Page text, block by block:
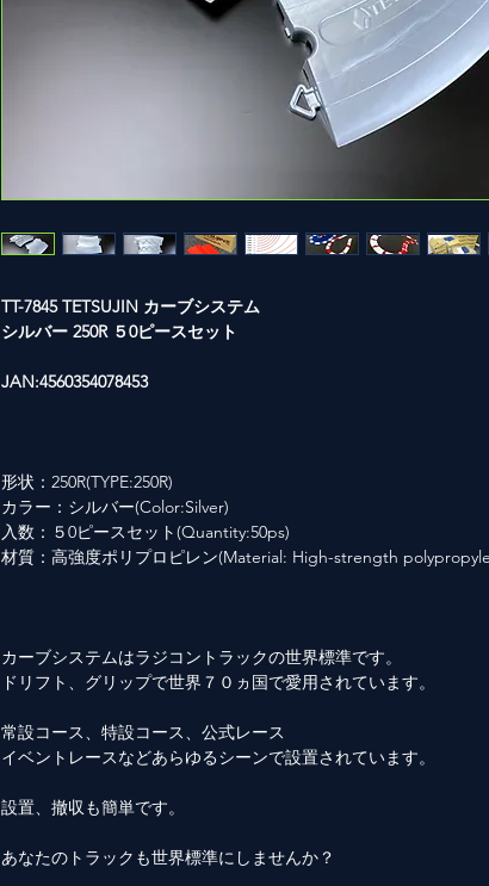
TT-7845 TETSUJIN カーブシステム
シルバー 250R ５0ピースセット
JAN:4560354078453
形状：250R(TYPE:250R)
カラー：シルバー(Color:Silver)
入数：５0ピースセット(Quantity:50ps)
材質：高強度ポリプロピレン(Material: High-strength
カーブシステムはラジコントラックの世界標準です。
ドリフト、グリップで世界７０ヵ国で愛用されています。
常設コース、特設コース、公式レース
イベントレースなどあらゆるシーンで設置されています。
設置、撤収も簡単です。
あなたのトラックも世界標準にしませんか？